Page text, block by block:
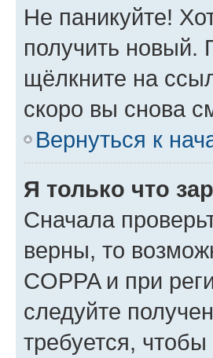
Не паникуйте!
получить новый.
щёлкните на
скоро вы снова
Вернуться к
Я только что
Сначала
верны, то
COPPA и при
следуйте
требуется,